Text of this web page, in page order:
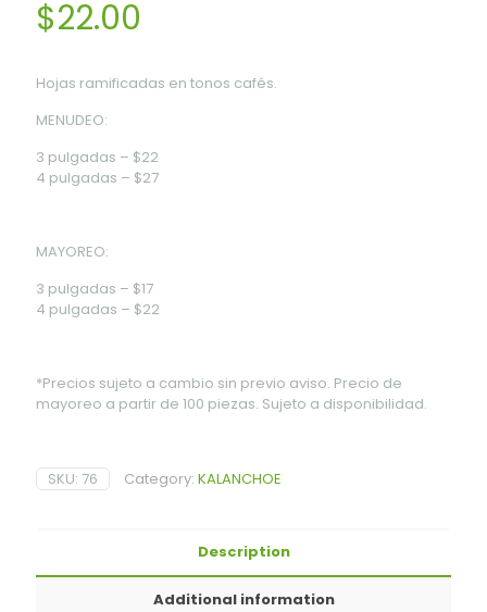
$22.00
Hojas ramificadas en tonos cafés.
MENUDEO:
3 pulgadas – $22
4 pulgadas – $27
MAYOREO:
3 pulgadas – $17
4 pulgadas – $22
*Precios sujeto a cambio sin previo aviso. Precio de
mayoreo a partir de 100 piezas. Sujeto a disponibilidad.
SKU: 76 Category: KALANCHOE
Description
Additional information